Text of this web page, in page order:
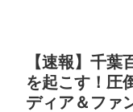
【速報】千
を起こす！圧
ディア＆ファ